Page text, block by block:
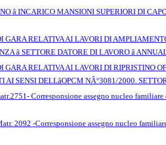
â INCARICO MANSIONI SUPERIORI DI
GARA RELATIVA AI LAVORI DI
â SETTORE DATORE DI LAVORO â
GARA RELATIVA AI LAVORI DI RIPRISTINO
SENSI DELLâOPCM NÂ°3081/2000.
Corresponsione assegno nucleo
2092 -Corresponsione assegno nucleo